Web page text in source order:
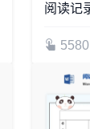
5580